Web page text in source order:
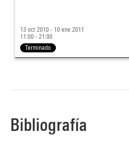
13 oct 2010 - 10 ene 2011
11:00 - 21:00
Terminado
Bibliografía